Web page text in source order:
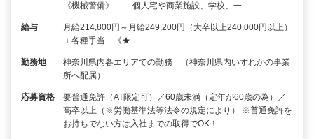
《機械警備》―― 個人宅や商業施設、学校、一…
給与
月給214,800円～月給249,200円（大卒以上240,000円以上）
＋各種手当 《★…
勤務地
神奈川県内各エリアでの勤務 （神奈川県内いずれかの事業
所へ配属）
応募資格
要普通免許（AT限定可）／60歳未満（定年が60歳の為）／
高卒以上（※労働基準法等法令の規定により） ※普通免許を
お持ちでない方は入社までの取得でOK！